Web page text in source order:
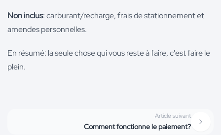
Non inclus: carburant/recharge, frais de stationnement et
amendes personnelles.
En résumé: la seule chose qui vous reste à faire, c'est faire le
plein.
Article suivant
Comment fonctionne le paiement?